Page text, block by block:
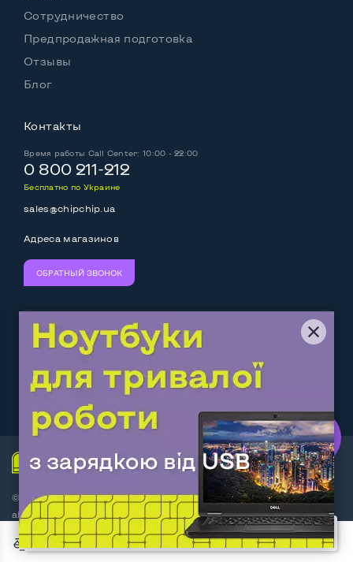
За последнюю неделю этот товар купили 6 раз
Сотрудничество
Предпродажная подготовка
Отзывы
Блог
Контакты
Время работы Call Center: 10:00 - 22:00
0 800 211-212
Бесплатно по Украине
sales@chipchip.ua
Адреса магазинов
ОБРАТНЫЙ ЗВОНОК
Мы принимаем: Следите за нами:
Work.ua — самий кльовий
наш партнер
© Интернет-магазин ChipChip - компьютерная техника и
аксессуары 2014-2026
Договор оферты